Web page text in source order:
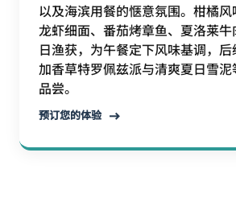
以及海滨用餐的惬意氛围。柑橘风
龙虾细面、番茄烤章鱼、夏洛莱
日渔获，为午餐定下风味基调，
加香草特罗佩兹派与清爽夏日雪
品尝。
预订您的体验